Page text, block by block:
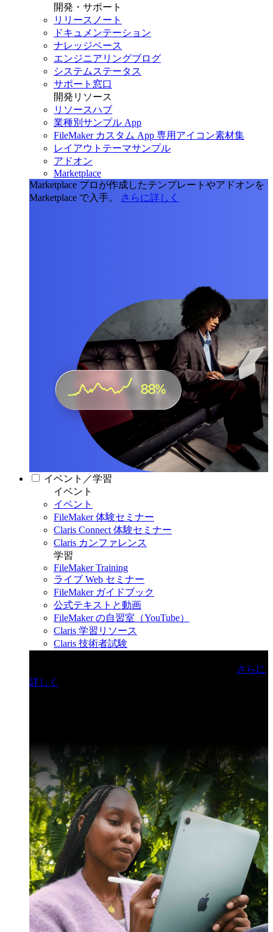
開発・サポート
リリースノート
ドキュメンテーション
ナレッジベース
エンジニアリングブログ
システムステータス
サポート窓口
開発リソース
リソースハブ
業種別サンプル App
FileMaker カスタム App 専用アイコン素材集
レイアウトテーマサンプル
アドオン
Marketplace
Marketplace プロが作成したテンプレートやアドオンを
Marketplace で入手。
さらに詳しく
イベント／学習
イベント
イベント
FileMaker 体験セミナー
Claris Connect 体験セミナー
Claris カンファレンス
学習
FileMaker Training
ライブ Web セミナー
FileMaker ガイドブック
公式テキストと動画
FileMaker の自習室（YouTube）
Claris 学習リソース
Claris 技術者試験
さらに
詳しく